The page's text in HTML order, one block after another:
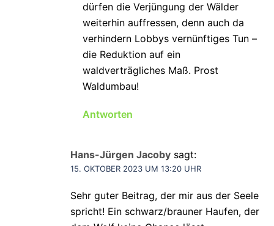
dürfen die Verjüngung der Wälder
weiterhin auffressen, denn auch da
verhindern Lobbys vernünftiges Tun –
die Reduktion auf ein
waldverträgliches Maß. Prost
Waldumbau!
Antworten
Hans-Jürgen Jacoby sagt:
15. OKTOBER 2023 UM 13:20 UHR
Sehr guter Beitrag, der mir aus der Seele
spricht! Ein schwarz/brauner Haufen, der